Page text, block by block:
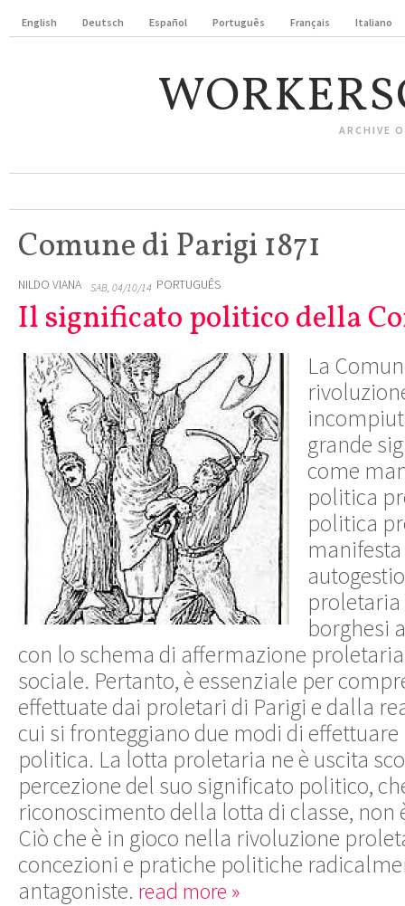
English Deutsch Español Português Français Italiano
ARCHIVE
Comune di Parigi 1871
NILDO VIANA SAB, 04/10/14 PORTUGUÊS
Il significato politico della
La
grande
come
politica
politica
manifesta
borghesi
con lo schema di affermazione proletaria
sociale. Pertanto,è essenziale per
effettuatedai proletari di Parigi edalla
cui si fronteggianodue modi di effettuare
politica. La lotta proletaria ne è uscita
percezionedel suo significato politico,
riconoscimentodella lotta di classe, non
Ciò che è in gioco nella rivoluzione
concezioni e pratiche politiche
antagoniste. read more »